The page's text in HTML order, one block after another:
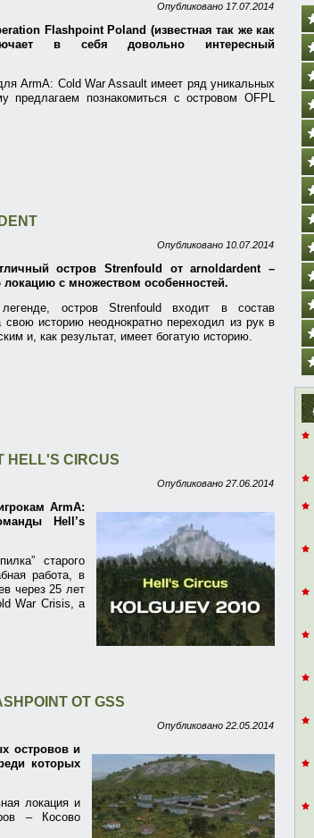
Опубликовано 17.07.2014
Flashpoint Poland (известная так же как
в себя довольно интересный
ArmA: Cold War Assault имеет ряд уникальных
предлагаем познакомиться с островом OFPL
Опубликовано 10.07.2014
остров Strenfould от arnoldardent –
локацию с множеством особенностей.
остров Strenfould входит в состав
свою историю неоднократно переходил из рук в
и, как результат, имеет богатую историю.
CIRCUS
Опубликовано 27.06.2014
ArmA:
Hell’s
старого
работа, в
через 25 лет
War Crisis, а
ОТ GSS
Опубликовано 22.05.2014
островов и
которых
локация и
– Косово